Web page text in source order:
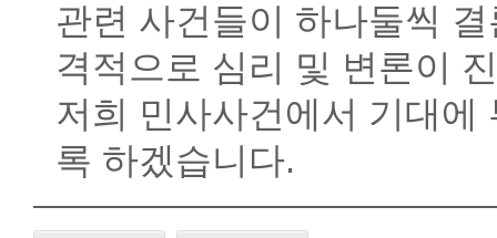
관련 사건들이 하나둘씩
격적으로 심리 및 변론이
저희 민사사건에서 기대
록 하겠습니다.